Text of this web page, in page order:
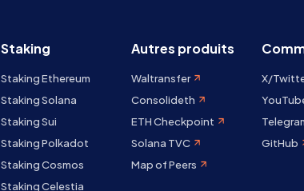
Staking
Staking Ethereum
Staking Solana
Staking Sui
Staking Polkadot
Staking Cosmos
Staking Celestia
Autres produits
Waltransfer
Consolideth
ETH Checkpoint
Solana TVC
Map of Peers
X/
GitHub